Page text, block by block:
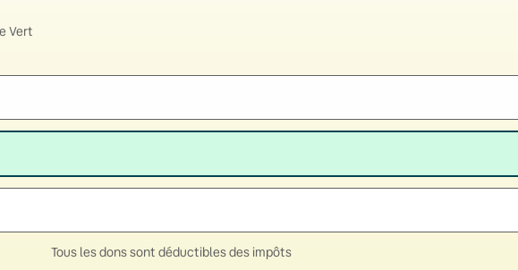
Vert
Tous les dons sont déductibles des impôts